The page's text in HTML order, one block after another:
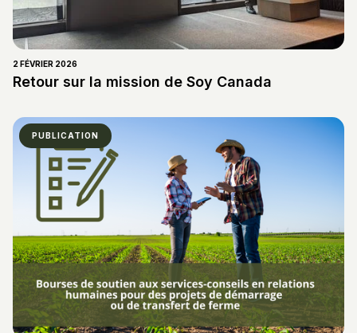
2 FÉVRIER 2026
Retour sur la mission de Soy Canada
PUBLICATION